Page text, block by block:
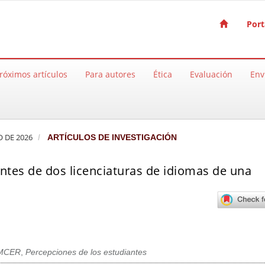
artículos Para autores Ética Evaluación
DE 2026 ARTÍCULOS DE INVESTIGACIÓN
de dos licenciaturas de idiomas de una
, Percepciones de los estudiantes